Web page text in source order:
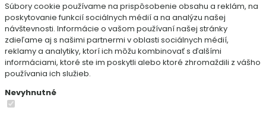
Súbory cookie používame na prispôsobenie obsahu a reklám, na
poskytovanie funkcií sociálnych médií a na analýzu našej
návštevnosti. Informácie o vašom používaní našej stránky
zdieľame aj s našimi partnermi v oblasti sociálnych médií,
reklamy a analytiky, ktorí ich môžu kombinovať s ďalšími
informáciami, ktoré ste im poskytli alebo ktoré zhromaždili z vášho
používania ich služieb.
Nevyhnutné